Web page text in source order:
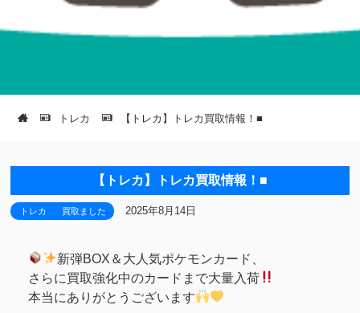
トレカ 【トレカ】トレカ買取情報！■
【トレカ】トレカ買取情報！■
トレカ 買取ました 2025年8月14日
新弾BOX＆大人気ポケモンカード、
さらに買取強化中のカードまで大量入荷
本当にありがとうございます